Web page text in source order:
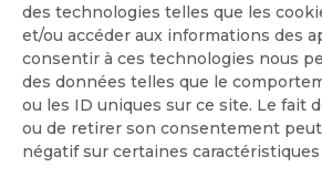
des technologies telles que les
et/ou accéder aux informations des
consentir à ces technologies nous
des données telles que le
ou les ID uniques sur ce site. Le fait
ou de retirer son consentement
négatif sur certaines
Quotidienne
Hebdo
OK